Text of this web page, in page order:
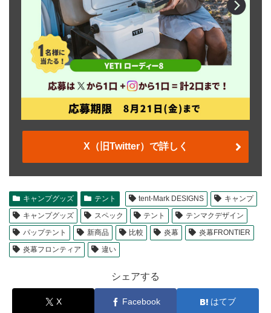
X（旧Twitter）で詳しく
キャンプグッズ テント tent-Mark DESIGNS
キャンプ
キャンプグッズ
スペック テント
テンマクデザイン
パップテント
新商品 比較 炎幕
炎幕FRONTIER
炎幕フロンティア
違い
シェアする
X Facebook はてブ